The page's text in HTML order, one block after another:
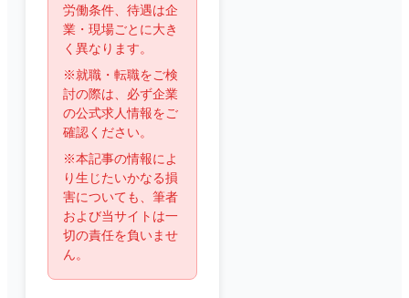
労働条件、待遇は企
業・現場ごとに大き
く異なります。
※就職・転職をご検
討の際は、必ず企業
の公式求人情報をご
確認ください。
※本記事の情報によ
り生じたいかなる損
害についても、筆者
および当サイトは一
切の責任を負いませ
ん。